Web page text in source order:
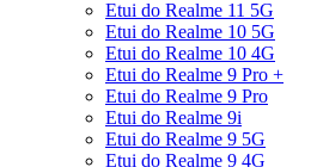
Etui do Realme 11 5G
Etui do Realme 10 5G
Etui do Realme 10 4G
Etui do Realme 9 Pro +
Etui do Realme 9 Pro
Etui do Realme 9i
Etui do Realme 9 5G
Etui do Realme 9 4G